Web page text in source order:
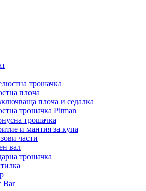
трошачка
плоча
плоча и седалка
трошачка Pitman
трошачка
и мантия за купа
части
вал
трошачка
Bar